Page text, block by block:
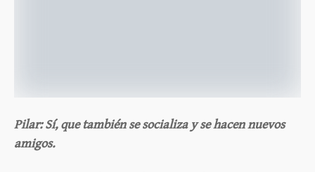
Pilar: Sí, que también se socializa y se hacen nuevos
amigos.